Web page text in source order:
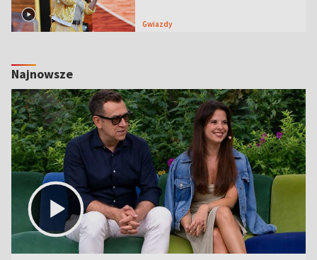
Gwiazdy
Najnowsze